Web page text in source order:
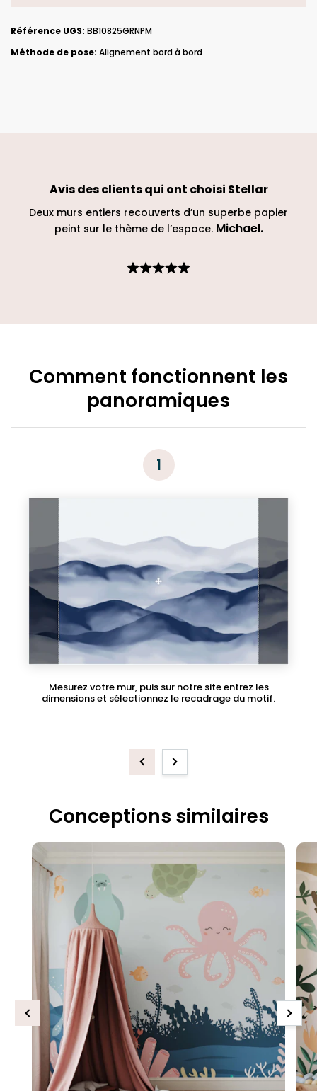
Référence UGS: BB10825GRNPM
Méthode de pose: Alignement bord à bord
Avis des clients qui ont choisi Stellar
Deux murs entiers recouverts d’un superbe papier
peint sur le thème de l’espace. Michael.
Comment fonctionnent les
panoramiques
1
Mesurez votre mur, puis sur notre site entrez les
dimensions et sélectionnez le recadrage du motif.
PreviousNext
Conceptions similaires
Previous Next